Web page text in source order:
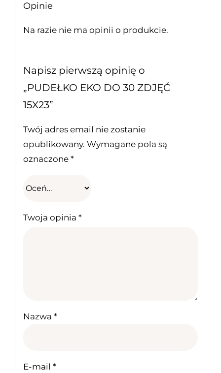
Opinie
Na razie nie ma opinii o produkcie.
Napisz pierwszą opinię o
„PUDEŁKO EKO DO 30 ZDJĘĆ
15X23”
Twój adres email nie zostanie
opublikowany. Wymagane pola są
oznaczone *
Twoja opinia *
Nazwa *
E-mail *